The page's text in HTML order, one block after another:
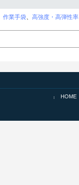
作業手袋、 高強度・高弾性率
HOME